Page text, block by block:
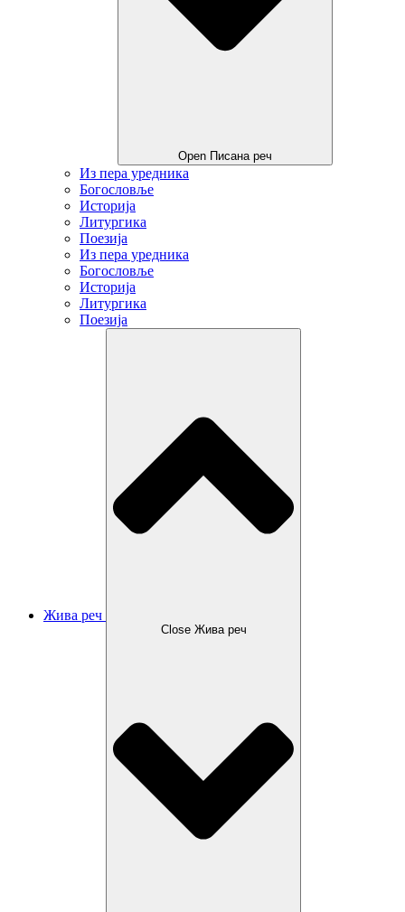
Open Писана реч
Из пера уредника
Богословље
Историја
Литургика
Поезија
Из пера уредника
Богословље
Историја
Литургика
Поезија
Жива реч
Close Жива реч